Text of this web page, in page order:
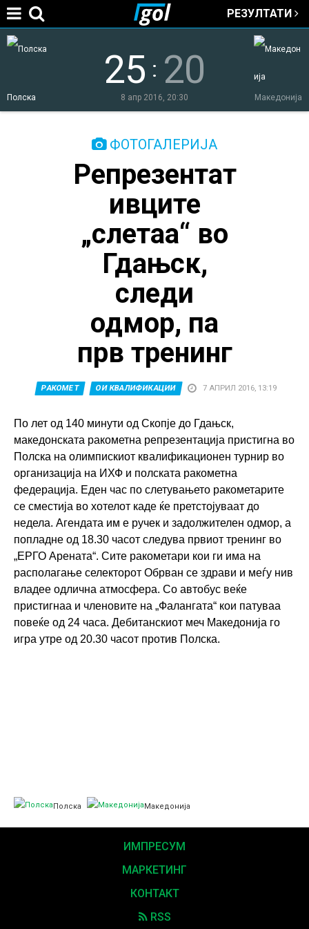
РЕЗУЛТАТИ
Полска Македонија
25 : 20
8 апр 2016, 20:30
ФОТОГАЛЕРИЈА
Репрезентат
ивците
„слетаа“ во
Гдањск,
следи
одмор, па
прв тренинг
РАКОМЕТ ОИ КВАЛИФИКАЦИИ 7 АПРИЛ 2016, 13:19
По лет од 140 минути од Скопје до Гдањск,
македонската ракометна репрезентација пристигна во
Полска на олимпискиот квалификационен турнир во
организација на ИХФ и полската ракометна
федерација. Еден час по слетувањето ракометарите
се сместија во хотелот каде ќе претстојуваат до
недела. Агендата им е ручек и задолжителен одмор, а
попладне од 18.30 часот следува првиот тренинг во
„ЕРГО Арената“. Сите ракометари кои ги има на
располагање селекторот Обрван се здрави и меѓу нив
владее одлична атмосфера. Со автобус веќе
пристигнаа и членовите на „Фалангата“ кои патуваа
повеќе од 24 часа. Дебитанскиот меч Македонија го
игра утре од 20.30 часот против Полска.
Полска Македонија
ИМПРЕСУМ
МАРКЕТИНГ
КОНТАКТ
RSS